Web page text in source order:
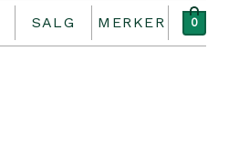
SALG MERKER 0